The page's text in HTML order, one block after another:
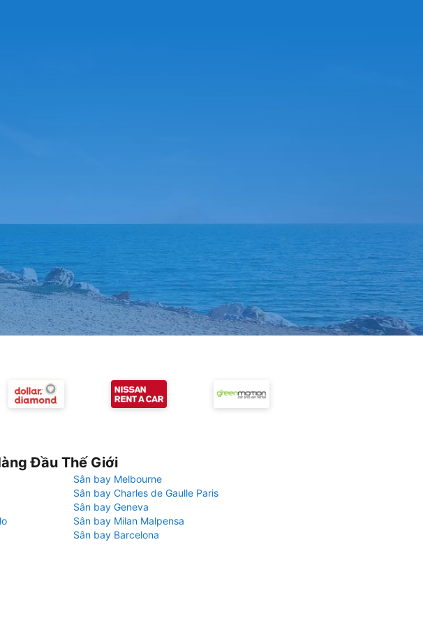
Đầu Thế Giới
Sân bay Melbourne
Sân bay Charles de Gaulle Paris
Sân bay Geneva
Sân bay Milan Malpensa
Sân bay Barcelona